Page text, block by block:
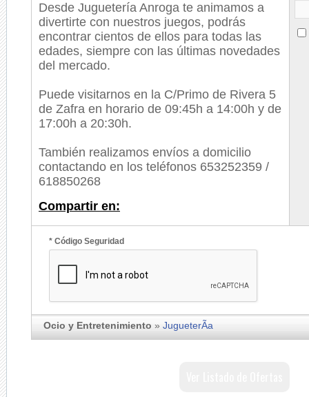
Desde Juguetería Anroga te animamos a
divertirte con nuestros juegos, podrás
encontrar cientos de ellos para todas las
edades, siempre con las últimas novedades
del mercado.
Puede visitarnos en la C/Primo de Rivera 5
de Zafra en horario de 09:45h a 14:00h y de
17:00h a 20:30h.
También realizamos envíos a domicilio
contactando en los teléfonos 653252359 /
618850268
Compartir en:
* Código Seguridad
Ocio y Entretenimiento » JugueterÃ­a